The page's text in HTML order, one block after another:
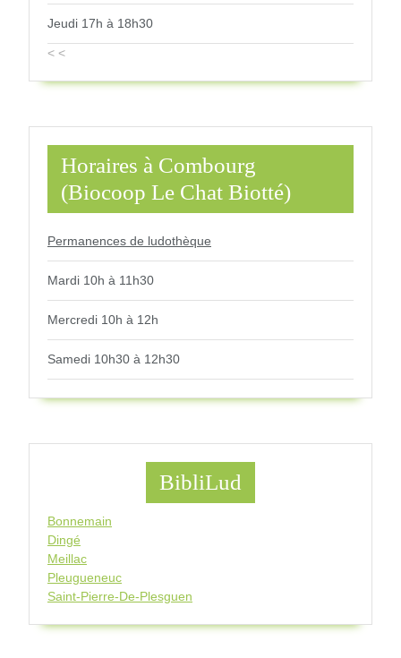
Jeudi 17h à 18h30
< <
Horaires à Combourg
(Biocoop Le Chat Biotté)
Permanences de ludothèque
Mardi 10h à 11h30
Mercredi 10h à 12h
Samedi 10h30 à 12h30
BibliLud
Bonnemain
Dingé
Meillac
Pleugueneuc
Saint-Pierre-De-Plesguen